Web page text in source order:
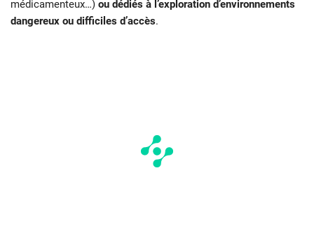
médicamenteux…) ou dédiés à l’exploration d’environnements
dangereux ou difficiles d’accès.